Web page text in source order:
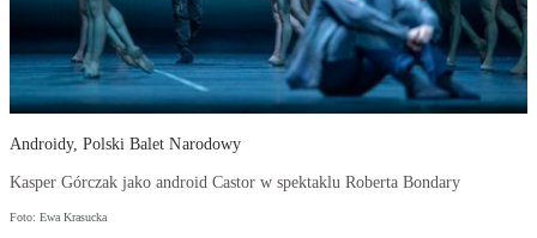
Androidy, Polski Balet Narodowy
Kasper Górczak jako android Castor w spektaklu Roberta Bondary
Foto: Ewa Krasucka